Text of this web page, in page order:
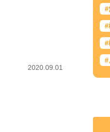
2020.09.01
#
#
#
#